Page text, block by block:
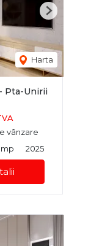
Harta
Next
Pta-Unirii
vânzare
mp 2025